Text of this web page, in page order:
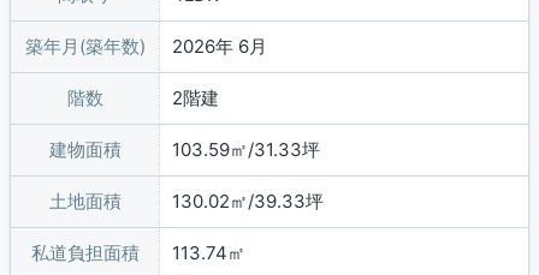
築年月(築年数) 2026年 6月
階数 2階建
建物面積 103.59㎡/31.33坪
土地面積 130.02㎡/39.33坪
私道負担面積 113.74㎡